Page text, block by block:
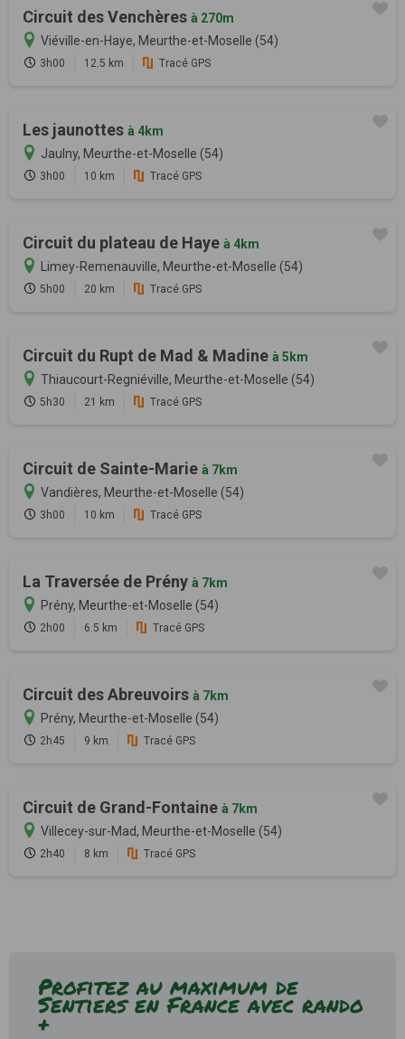
Circuit des Venchères à 270m
Viéville-en-Haye, Meurthe-et-Moselle (54)
3h00 12.5 km Tracé GPS
Les jaunottes à 4km
Jaulny, Meurthe-et-Moselle (54)
3h00 10 km Tracé GPS
Circuit du plateau de Haye à 4km
Limey-Remenauville, Meurthe-et-Moselle (54)
5h00 20 km Tracé GPS
Circuit du Rupt de Mad & Madine à 5km
Thiaucourt-Regniéville, Meurthe-et-Moselle (54)
5h30 21 km Tracé GPS
Circuit de Sainte-Marie à 7km
Vandières, Meurthe-et-Moselle (54)
3h00 10 km Tracé GPS
La Traversée de Prény à 7km
Prény, Meurthe-et-Moselle (54)
2h00 6.5 km Tracé GPS
Circuit des Abreuvoirs à 7km
Prény, Meurthe-et-Moselle (54)
2h45 9 km Tracé GPS
Circuit de Grand-Fontaine à 7km
Villecey-sur-Mad, Meurthe-et-Moselle (54)
2h40 8 km Tracé GPS
Profitez au maximum de
Sentiers en France avec rando
+